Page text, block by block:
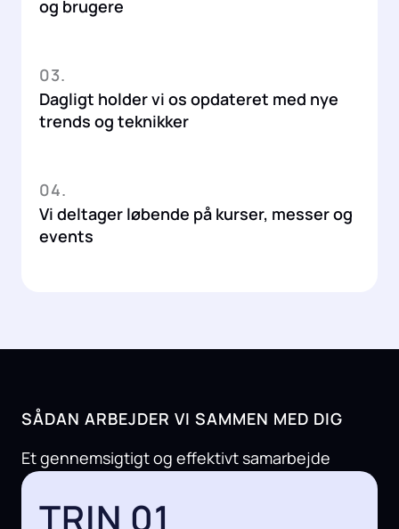
og brugere
03.
Dagligt holder vi os opdateret med nye
trends og teknikker
04.
Vi deltager løbende på kurser, messer og
events
SÅDAN ARBEJDER VI SAMMEN MED DIG
Et gennemsigtigt og effektivt samarbejde
TRIN 01